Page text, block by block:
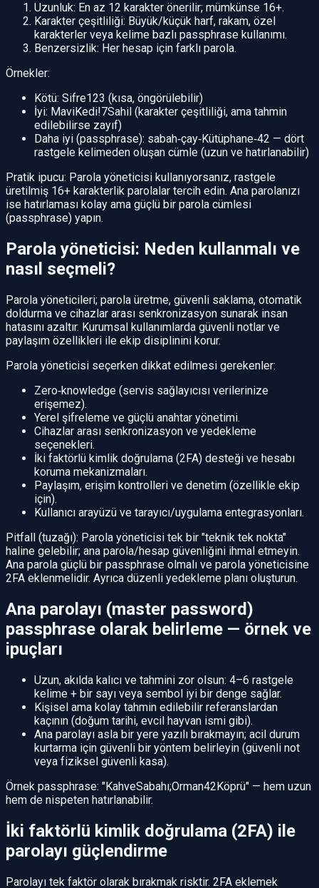
Uzunluk: En az 12 karakter önerilir; mümkünse 16+.
Karakter çeşitliliği: Büyük/küçük harf, rakam, özel
karakterler veya kelime bazlı passphrase kullanımı.
Benzersizlik: Her hesap için farklı parola.
Örnekler:
Kötü: Sifre123 (kısa, öngörülebilir)
İyi: MaviKedi!7Sahil (karakter çeşitliliği, ama tahmin
edilebilirse zayıf)
Daha iyi (passphrase): sabah‑çay‑Kütüphane‑42 — dört
rastgele kelimeden oluşan cümle (uzun ve hatırlanabilir)
Pratik ipucu: Parola yöneticisi kullanıyorsanız, rastgele
üretilmiş 16+ karakterlik parolalar tercih edin. Ana parolanızı
ise hatırlaması kolay ama güçlü bir parola cümlesi
(passphrase) yapın.
Parola yöneticisi: Neden kullanmalı ve
nasıl seçmeli?
Parola yöneticileri; parola üretme, güvenli saklama, otomatik
doldurma ve cihazlar arası senkronizasyon sunarak insan
hatasını azaltır. Kurumsal kullanımlarda güvenli notlar ve
paylaşım özellikleri ile ekip disiplinini korur.
Parola yöneticisi seçerken dikkat edilmesi gerekenler:
Zero‑knowledge (servis sağlayıcısı verilerinize
erişemez).
Yerel şifreleme ve güçlü anahtar yönetimi.
Cihazlar arası senkronizasyon ve yedekleme
seçenekleri.
İki faktörlü kimlik doğrulama (2FA) desteği ve hesabı
koruma mekanizmaları.
Paylaşım, erişim kontrolleri ve denetim (özellikle ekip
için).
Kullanıcı arayüzü ve tarayıcı/uygulama entegrasyonları.
Pitfall (tuzağı): Parola yöneticisi tek bir "teknik tek nokta"
haline gelebilir; ana parola/hesap güvenliğini ihmal etmeyin.
Ana parola güçlü bir passphrase olmalı ve parola yöneticisine
2FA eklenmelidir. Ayrıca düzenli yedekleme planı oluşturun.
Ana parolayı (master password)
passphrase olarak belirleme — örnek ve
ipuçları
Uzun, akılda kalıcı ve tahmini zor olsun: 4–6 rastgele
kelime + bir sayı veya sembol iyi bir denge sağlar.
Kişisel ama kolay tahmin edilebilir referanslardan
kaçının (doğum tarihi, evcil hayvan ismi gibi).
Ana parolayı asla bir yere yazılı bırakmayın; acil durum
kurtarma için güvenli bir yöntem belirleyin (güvenli not
veya fiziksel güvenli kasa).
Örnek passphrase: "KahveSabahı;Orman42Köprü" — hem uzun
hem de nispeten hatırlanabilir.
İki faktörlü kimlik doğrulama (2FA) ile
parolayı güçlendirme
Parolayı tek faktör olarak bırakmak risktir. 2FA eklemek